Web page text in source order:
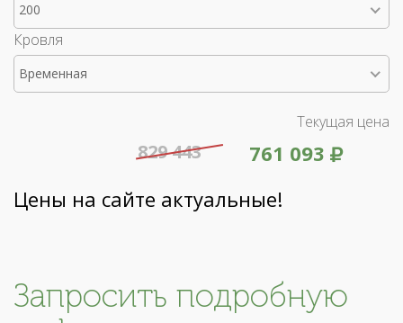
200
Кровля
Временная
Текущая цена
761 093
829 443
Цены на сайте актуальные!
Запросить подробную